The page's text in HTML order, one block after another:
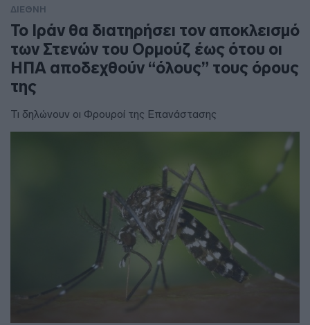
ΔΙΕΘΝΗ
To Ιράν θα διατηρήσει τον αποκλεισμό
των Στενών του Ορμούζ έως ότου οι
ΗΠΑ αποδεχθούν “όλους” τους όρους
της
Τι δηλώνουν οι Φρουροί της Επανάστασης